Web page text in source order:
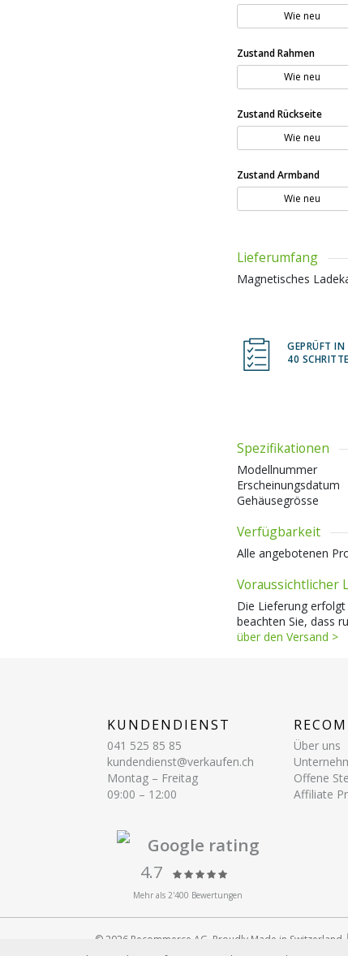
Wie neu
Zustand Rahmen
Wie neu
Zustand Rückseite
Wie neu
Zustand Armband
Wie neu
Lieferumfang
Magnetisches
GEPRÜFT IN
40
Spezifikationen
Modellnummer
Erscheinungsdatum
Gehäusegrösse
Verfügbarkeit
Alle angebotenen
Voraussichtlicher
Die Lieferung
beachten Sie, dass
über den Versand >
KUNDENDIENST
041 525 85 85
kundendienst@verkaufen.ch
Montag – Freitag
09:00 – 12:00
Google rating
4.7
Mehr als 2'400 Bewertungen
Über uns
Offene
Affiliate
© 2026 Recommerce AG. Proudly Made in Switzerland.